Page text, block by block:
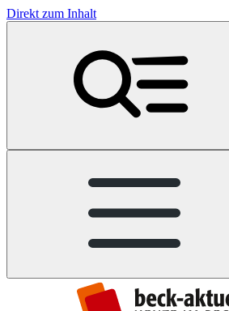
Direkt zum Inhalt